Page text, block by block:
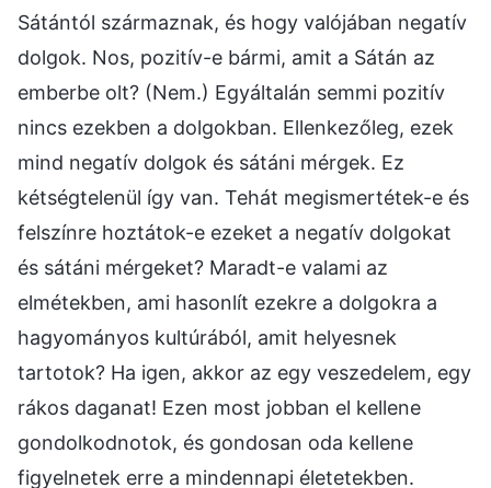
Sátántól származnak, és hogy valójában negatív
dolgok. Nos, pozitív-e bármi, amit a Sátán az
emberbe olt? (Nem.) Egyáltalán semmi pozitív
nincs ezekben a dolgokban. Ellenkezőleg, ezek
mind negatív dolgok és sátáni mérgek. Ez
kétségtelenül így van. Tehát megismertétek-e és
felszínre hoztátok-e ezeket a negatív dolgokat
és sátáni mérgeket? Maradt-e valami az
elmétekben, ami hasonlít ezekre a dolgokra a
hagyományos kultúrából, amit helyesnek
tartotok? Ha igen, akkor az egy veszedelem, egy
rákos daganat! Ezen most jobban el kellene
gondolkodnotok, és gondosan oda kellene
figyelnetek erre a mindennapi életetekben.